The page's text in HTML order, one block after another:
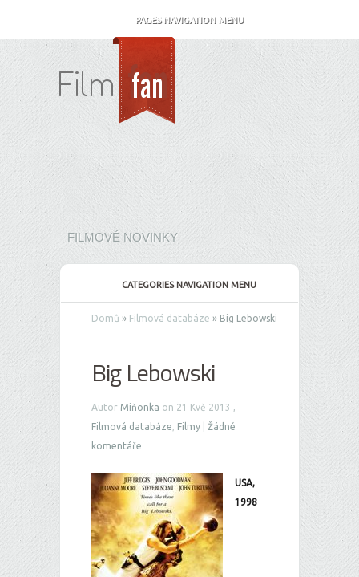
PAGES NAVIGATION MENU
FILMOVÉ NOVINKY
CATEGORIES NAVIGATION MENU
Domů » Filmová databáze » Big Lebowski
Big Lebowski
Autor Miňonka on 21 Kvě 2013 ,
Filmová databáze, Filmy
Žádné
komentáře
USA,
1998